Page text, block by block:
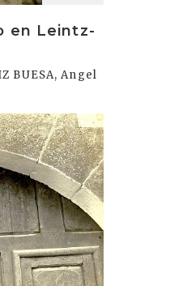
en Leintz-
BUESA, Angel